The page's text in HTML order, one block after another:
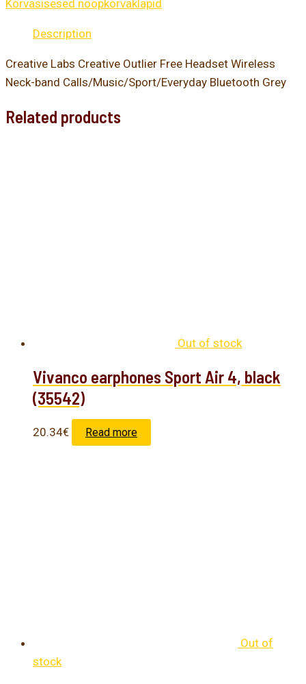
Kõrvasisesed nööpkõrvaklapid
Description
Creative Labs Creative Outlier Free Headset Wireless
Neck-band Calls/Music/Sport/Everyday Bluetooth Grey
Related products
Out of stock
Vivanco earphones Sport Air 4, black
(35542)
20.34€ Read more
Out of
stock